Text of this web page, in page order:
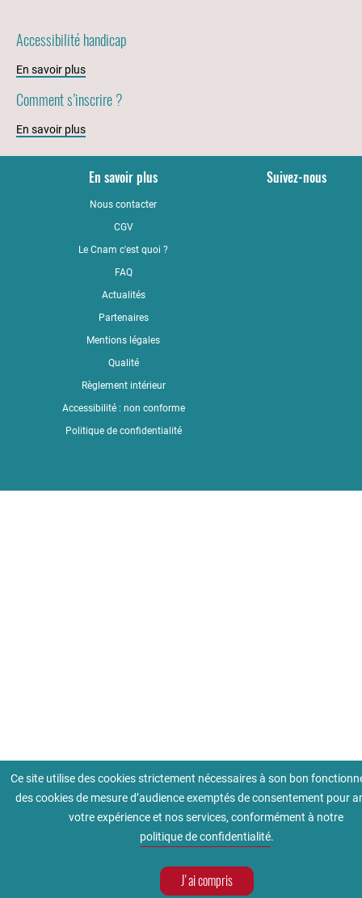
Accessibilité handicap
En savoir plus
Comment s’inscrire ?
En savoir plus
En savoir plus
Nous contacter
CGV
Le Cnam c'est quoi ?
FAQ
Actualités
Partenaires
Mentions légales
Qualité
Règlement intérieur
Accessibilité : non conforme
Politique de confidentialité
Suivez-nous
Ce site utilise des cookies strictement nécessaires à son bon
des cookies de mesure d’audience exemptés de consentement pour
votre expérience et nos services, conformément à notre
politique de confidentialité.
J'ai compris